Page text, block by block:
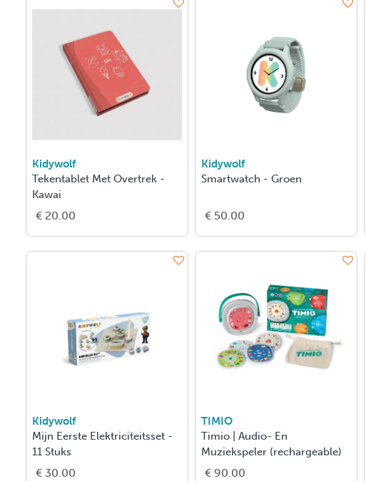
Kidywolf
Tekentablet Met Overtrek -
Kawai
€ 20.00
Kidywolf
Smartwatch - Groen
€ 50.00
Kidywolf
Mijn Eerste Elektriciteitsset -
11 Stuks
€ 30.00
TIMIO
Timio | Audio- En
Muziekspeler (rechargeable)
€ 90.00